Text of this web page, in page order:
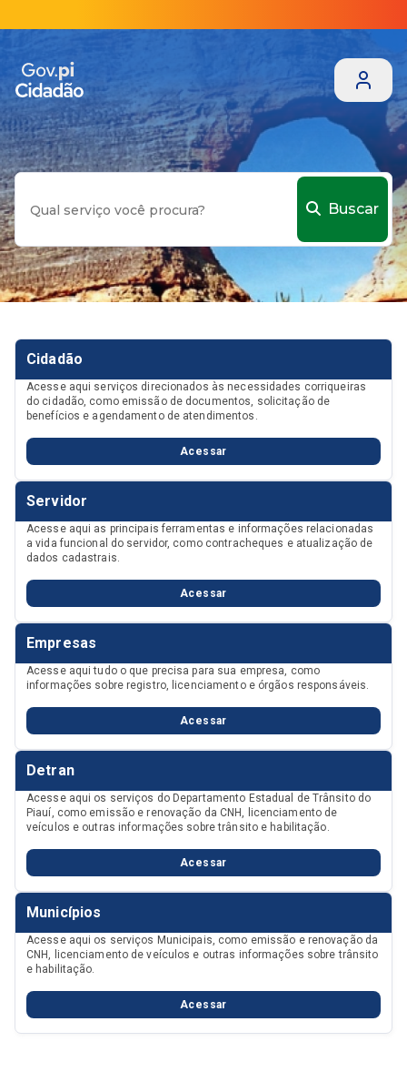
Buscar
Cidadão
Acesse aqui serviços direcionados às necessidades corriqueiras
do cidadão, como emissão de documentos, solicitação de
benefícios e agendamento de atendimentos.
Acessar
Servidor
Acesse aqui as principais ferramentas e informações relacionadas
a vida funcional do servidor, como contracheques e atualização de
dados cadastrais.
Acessar
Empresas
Acesse aqui tudo o que precisa para sua empresa, como
informações sobre registro, licenciamento e órgãos responsáveis.
Acessar
Detran
Acesse aqui os serviços do Departamento Estadual de Trânsito do
Piauí, como emissão e renovação da CNH, licenciamento de
veículos e outras informações sobre trânsito e habilitação.
Acessar
Municípios
Acesse aqui os serviços Municipais, como emissão e renovação da
CNH, licenciamento de veículos e outras informações sobre trânsito
e habilitação.
Acessar